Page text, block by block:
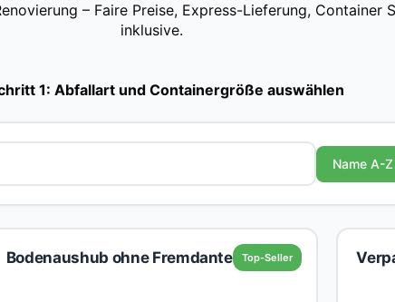
– Faire Preise, Express-Lieferung, Container
inklusive.
1: Abfallart und Containergröße auswählen
Name A-Z
Top-Seller
Bodenaushub ohne Fremdanteil